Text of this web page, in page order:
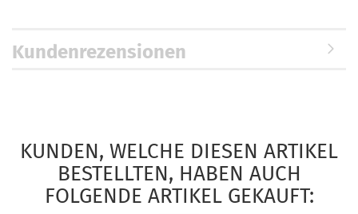
Kundenrezensionen
KUNDEN, WELCHE DIESEN ARTIKEL
BESTELLTEN, HABEN AUCH
FOLGENDE ARTIKEL GEKAUFT: